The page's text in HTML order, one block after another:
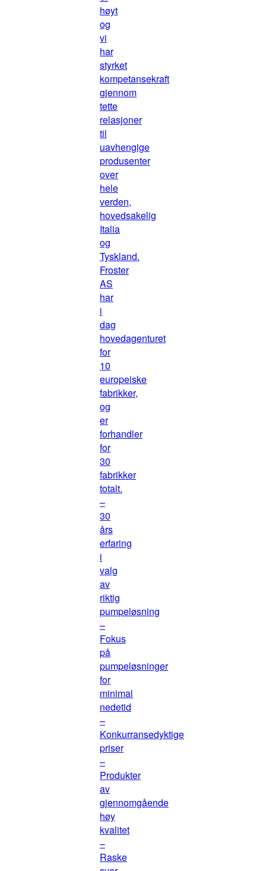
høyt
og
vi
har
styrket
kompetansekraft
gjennom
tette
relasjoner
til
uavhengige
produsenter
over
hele
verden,
hovedsakelig
Italia
og
Tyskland.
Froster
AS
har
i
dag
hovedagenturet
for
10
europeiske
fabrikker,
og
er
forhandler
for
30
fabrikker
totalt.
–
30
års
erfaring
i
valg
av
riktig
pumpeløsning
–
Fokus
på
pumpeløsninger
for
minimal
nedetid
–
Konkurransedyktige
priser
–
Produkter
av
gjennomgående
høy
kvalitet
–
Raske